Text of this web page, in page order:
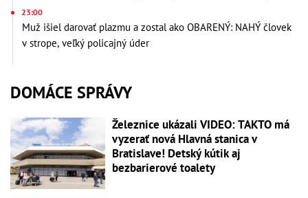
23:00
Muž išiel darovať plazmu a zostal ako OBARENÝ: NAHÝ človek
v strope, veľký policajný úder
DOMÁCE SPRÁVY
Železnice ukázali VIDEO: TAKTO má
vyzerať nová Hlavná stanica v
Bratislave! Detský kútik aj
bezbarierové toalety